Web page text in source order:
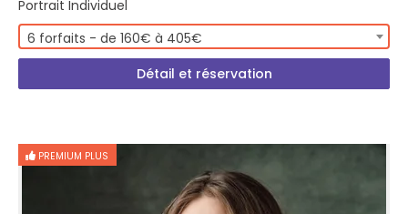
Portrait Individuel
6 forfaits - de 160€ à 405€
Détail et réservation
PREMIUM PLUS